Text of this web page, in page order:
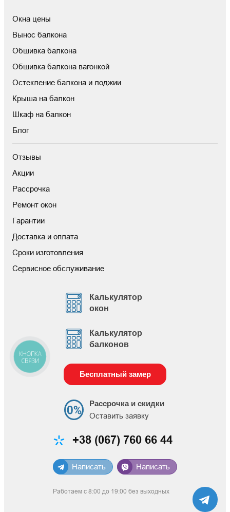
Окна цены
Вынос балкона
Обшивка балкона
Обшивка балкона вагонкой
Остекление балкона и лоджии
Крыша на балкон
Шкаф на балкон
Блог
Отзывы
Акции
Рассрочка
Ремонт окон
Гарантии
Доставка и оплата
Сроки изготовления
Сервисное обслуживание
Калькулятор
окон
Калькулятор
балконов
Бесплатный замер
Рассрочка и скидки
Оставить заявку
+38 (067) 760 66 44
Написать Написать
Работаем с 8:00 до 19:00 без выходных
КНОПКА
СВЯЗИ